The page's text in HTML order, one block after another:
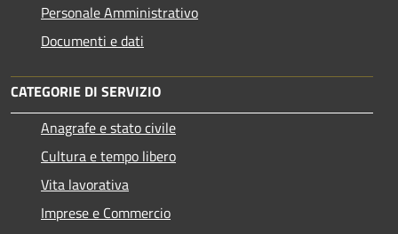
Personale Amministrativo
Documenti e dati
CATEGORIE DI SERVIZIO
Anagrafe e stato civile
Cultura e tempo libero
Vita lavorativa
Imprese e Commercio